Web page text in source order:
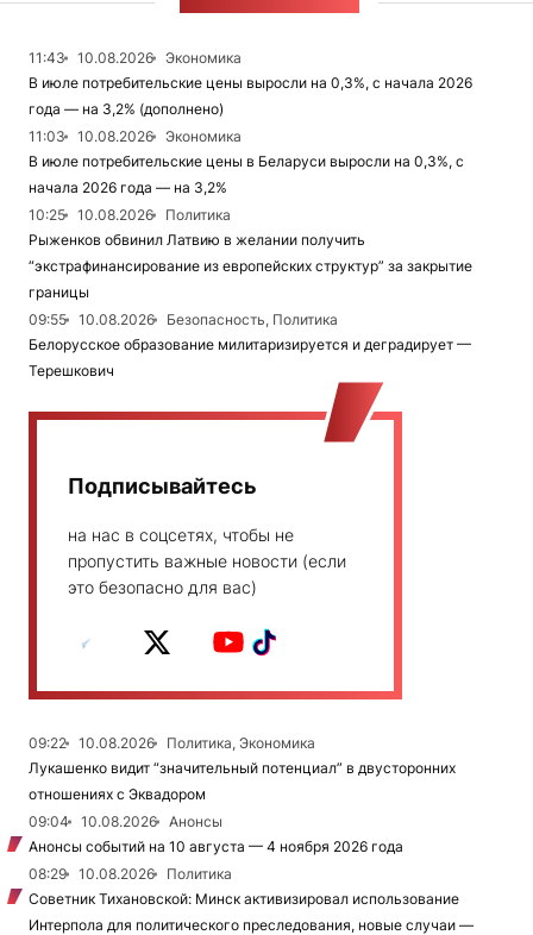
11:43 10.08.2026
Экономика
В июле потребительские цены выросли на 0,3%, с начала 2026
года — на 3,2% (дополнено)
11:03
10.08.2026
Экономика
В июле потребительские цены в Беларуси выросли на 0,3%, с
начала 2026 года — на 3,2%
10:25
10.08.2026
Политика
Рыженков обвинил Латвию в желании получить
“экстрафинансирование из европейских структур” за закрытие
границы
09:55
10.08.2026
Безопасность, Политика
Белорусское образование милитаризируется и деградирует —
Терешкович
Подписывайтесь
на нас в соцсетях, чтобы не
пропустить важные новости (если
это безопасно для вас)
09:22 10.08.2026
Политика, Экономика
Лукашенко видит “значительный потенциал” в двусторонних
отношениях с Эквадором
09:04
10.08.2026
Анонсы
Анонсы событий на 10 августа — 4 ноября 2026 года
08:29
10.08.2026
Политика
Советник Тихановской: Минск активизировал использование
Интерпола для политического преследования, новые случаи —